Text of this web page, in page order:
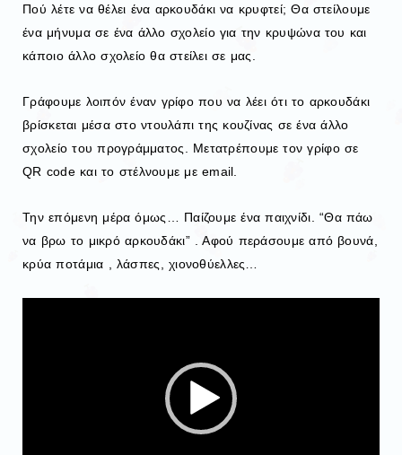
Πού λέτε να θέλει ένα αρκουδάκι να κρυφτεί; Θα στείλουμε
ένα μήνυμα σε ένα άλλο σχολείο για την κρυψώνα του και
κάποιο άλλο σχολείο θα στείλει σε μας.
Γράφουμε λοιπόν έναν γρίφο που να λέει ότι το αρκουδάκι
βρίσκεται μέσα στο ντουλάπι της κουζίνας σε ένα άλλο
σχολείο του προγράμματος. Μετατρέπουμε τον γρίφο σε
QR code και το στέλνουμε με email.
Την επόμενη μέρα όμως… Παίζουμε ένα παιχνίδι. “Θα πάω
να βρω το μικρό αρκουδάκι” . Αφού περάσουμε από βουνά,
κρύα ποτάμια , λάσπες, χιονοθύελλες…